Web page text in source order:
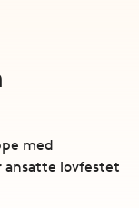
med
ansatte lovfestet